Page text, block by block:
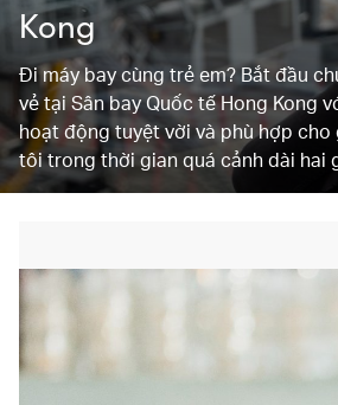
Kong
Đi máy bay cùng trẻ em? Bắt đầu
vẻ tại Sân bay Quốc tế Hong Kong
hoạt động tuyệt vời và phù hợp cho
tôi trong thời gian quá cảnh dài hai